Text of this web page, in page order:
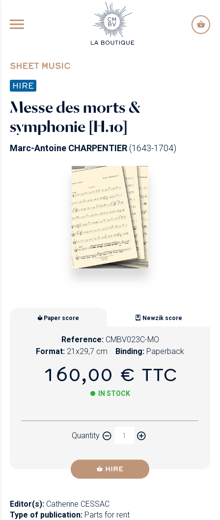
GO TO PRINCIPAL CONTENT
SHEET MUSIC
HIRE
Messe des morts &
symphonie [H.10]
Marc-Antoine CHARPENTIER(1643-1704)
Paper score Newzik score
Reference: CMBV023C-MO
Format: 21x29,7 cm Binding: Paperback
160,00 € TTC
IN STOCK
Quantity
HIRE
Editor(s): Catherine CESSAC
Type of publication: Parts for rent